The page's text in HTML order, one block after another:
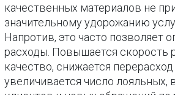
качественных материалов не
значительному удорожанию
Напротив, это часто позволяет
расходы. Повышается скорость
качество, снижается
увеличивается число